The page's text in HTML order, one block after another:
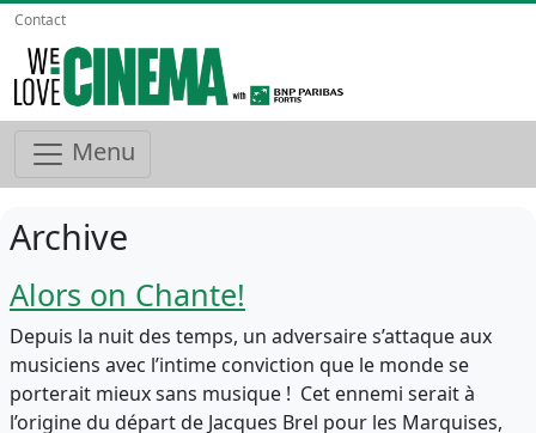
Contact
Menu
Archive
Alors on Chante!
Depuis la nuit des temps, un adversaire s’attaque aux
musiciens avec l’intime conviction que le monde se
porterait mieux sans musique ! Cet ennemi serait à
l’origine du départ de Jacques Brel pour les Marquises,